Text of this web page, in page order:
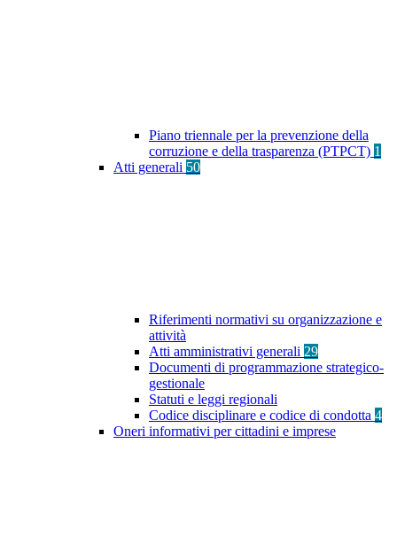
Piano triennale per la prevenzione della
corruzione e della trasparenza (PTPCT) 1
Atti generali 50
Riferimenti normativi su organizzazione e
attività
Atti amministrativi generali 29
Documenti di programmazione strategico-
gestionale
Statuti e leggi regionali
Codice disciplinare e codice di condotta 4
Oneri informativi per cittadini e imprese